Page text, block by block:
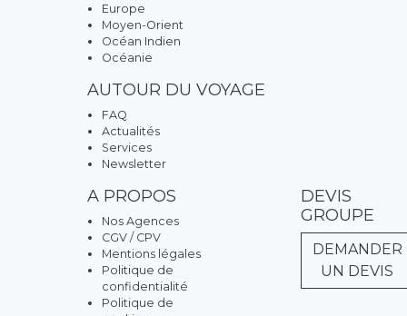
Europe
Moyen-Orient
Océan Indien
Océanie
AUTOUR DU VOYAGE
FAQ
Actualités
Services
Newsletter
A PROPOS
Nos Agences
CGV / CPV
Mentions légales
Politique de
confidentialité
Politique de
DEVIS
GROUPE
DEMANDER
UN DEVIS